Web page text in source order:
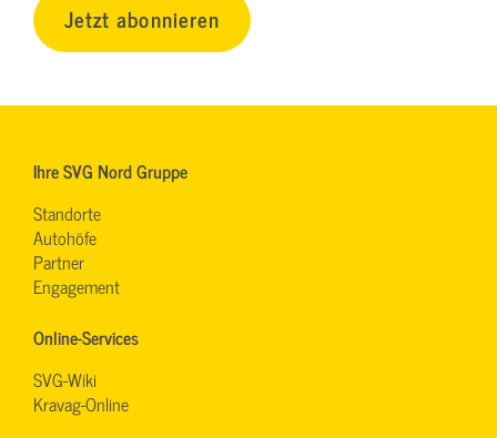
Jetzt abonnieren
Ihre SVG Nord Gruppe
Standorte
Autohöfe
Partner
Engagement
Online-Services
SVG-Wiki
Kravag-Online